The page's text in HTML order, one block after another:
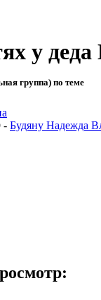
у деда
группа) по теме
- Будяну Надежда